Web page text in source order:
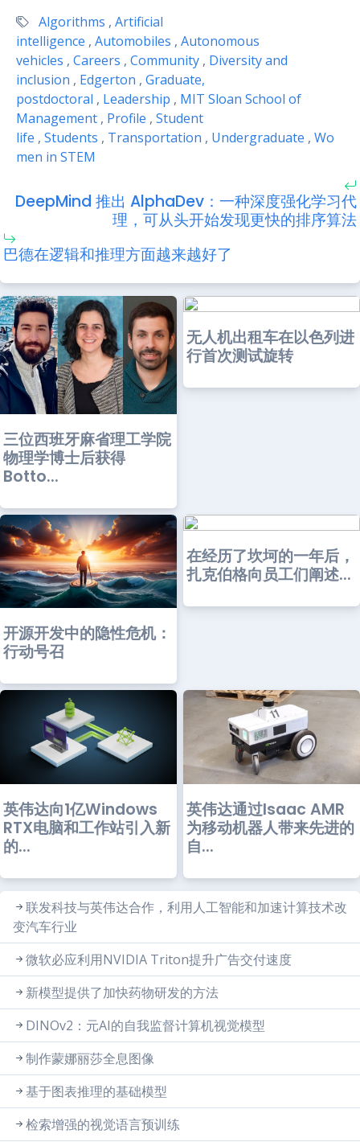
Algorithms , Artificial
intelligence , Automobiles , Autonomous
vehicles , Careers , Community , Diversity and
inclusion , Edgerton , Graduate,
postdoctoral , Leadership , MIT Sloan School of
Management , Profile , Student
life , Students , Transportation , Undergraduate , Wo
men in STEM
DeepMind 推出 AlphaDev：一种深度强化学习代
理，可从头开始发现更快的排序算法
巴德在逻辑和推理方面越来越好了
三位西班牙麻省理工学院
物理学博士后获得
Botto...
无人机出租车在以色列进
行首次测试旋转
开源开发中的隐性危机：
行动号召
在经历了坎坷的一年后，
扎克伯格向员工们阐述...
英伟达向1亿Windows
RTX电脑和工作站引入新
的...
英伟达通过Isaac AMR
为移动机器人带来先进的
自...
联发科技与英伟达合作，利用人工智能和加速计算技术改
变汽车行业
微软必应利用NVIDIA Triton提升广告交付速度
新模型提供了加快药物研发的方法
DINOv2：元AI的自我监督计算机视觉模型
制作蒙娜丽莎全息图像
基于图表推理的基础模型
检索增强的视觉语言预训练